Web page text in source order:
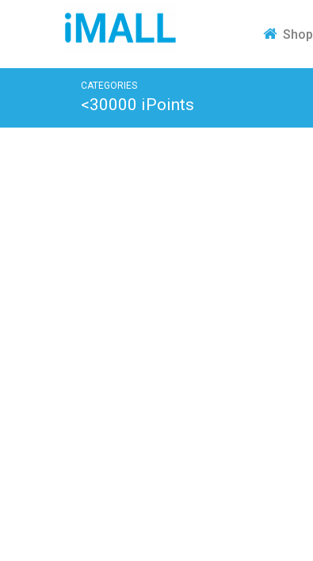
Shop
CATEGORIES
<30000 iPoints